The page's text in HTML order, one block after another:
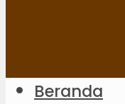
Beranda